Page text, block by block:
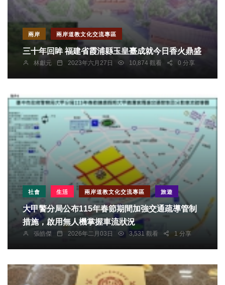
兩岸 兩岸道教文化交流專區
三十年回眸 福建省霞浦縣玉皇臺成就今日香火鼎盛
林獻元 2023年六月27日 10,874 觀看 0 分享
社會 生活 兩岸道教文化交流專區 旅遊
大甲警分局公布115年春節期間加強交通疏導管制
措施，啟用無人機掌握車流狀況
張皓傑 2026年二月03日 3,531 觀看 1 分享